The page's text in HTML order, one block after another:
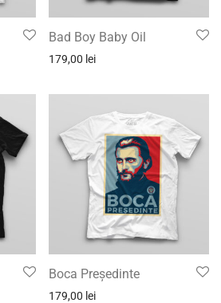
Bad Boy Baby Oil
179,00 lei
Boca Președinte
179,00 lei